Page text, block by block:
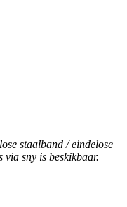
staalband / eindelose
via sny is beskikbaar.